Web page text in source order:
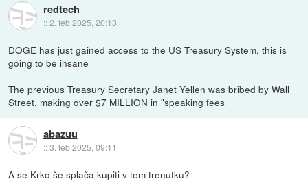
redtech
::2. feb 2025, 20:13
DOGE has just gained access to the US Treasury System, this is
going to be insane
The previous Treasury Secretary Janet Yellen was bribed by Wall
Street, making over $7 MILLION in "speaking fees
abazuu
::3. feb 2025, 09:11
A se Krko še splača kupiti v tem trenutku?